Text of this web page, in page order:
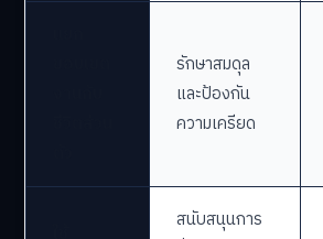
รักษาสมดุล
และป้องกัน
ความเครียด
สนับสนุนการ